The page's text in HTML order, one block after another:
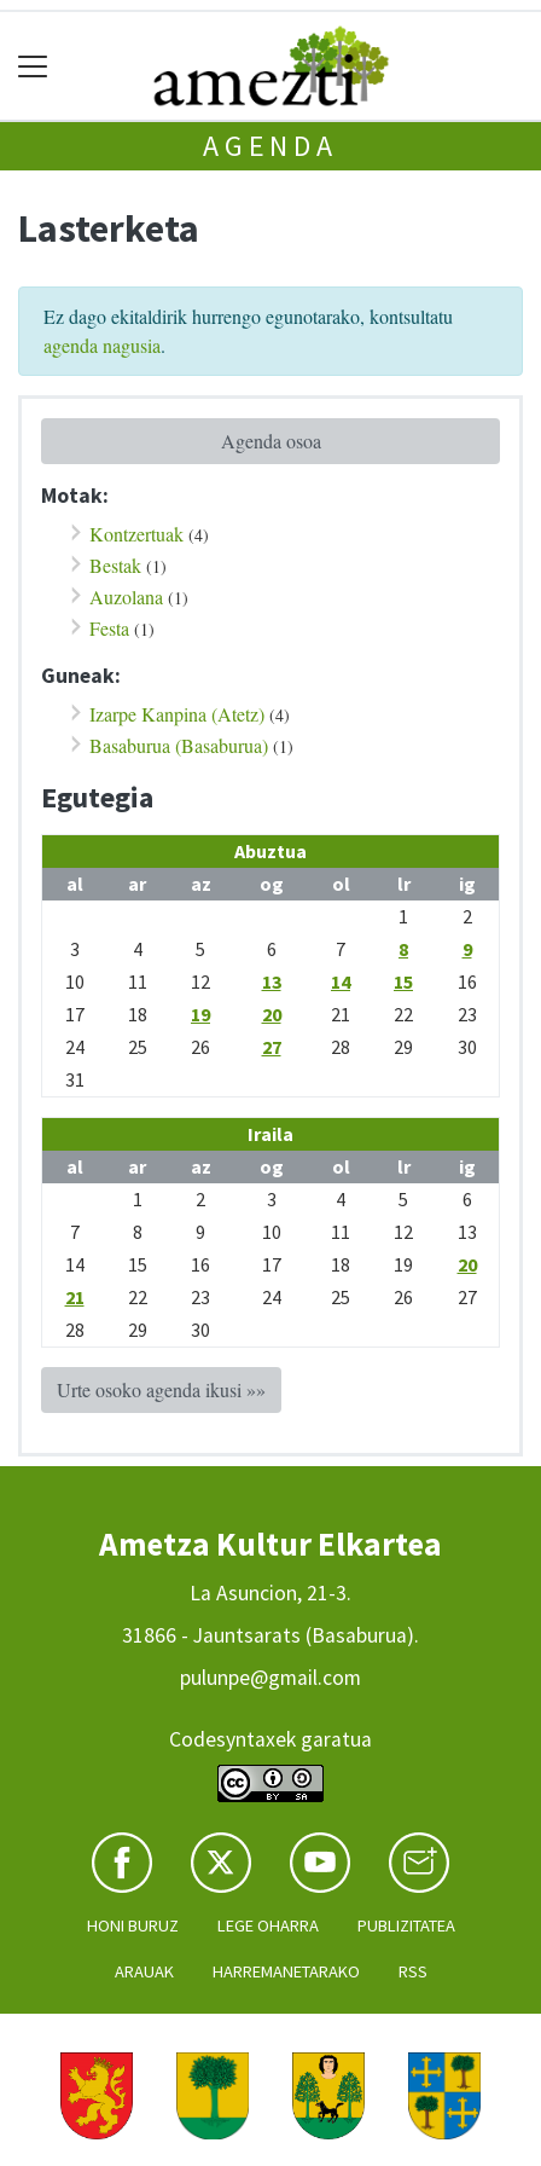
AGENDA
Lasterketa
Ez dago ekitaldirik hurrengo egunotarako, kontsultatu
agenda nagusia.
Agenda osoa
Motak:
Kontzertuak (4)
Bestak (1)
Auzolana (1)
Festa (1)
Guneak:
Izarpe Kanpina (Atetz) (4)
Basaburua (Basaburua) (1)
Egutegia
Abuztua
al
ar az og ol lr
ig
1
2
3
4 5 6 7 8
9
10
11 12 13 14 15
16
17
18 19 20 21 22
23
24
25 26 27 28 29
30
31
Iraila
al
ar az og ol lr
ig
1
2 3 4 5
6
7
8 9 10 11 12
13
14
15 16 17 18 19
20
21
22 23 24 25 26
27
28
29 30
Urte osoko agenda ikusi »»
Ametza Kultur Elkartea
La Asuncion, 21-3.
31866 - Jauntsarats (Basaburua).
pulunpe@gmail.com
Codesyntaxek garatua
HONI BURUZ LEGE OHARRA PUBLIZITATEA
ARAUAK HARREMANETARAKO RSS